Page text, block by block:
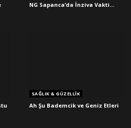
NG Sapanca’da İnziva Vakti…
SAĞLIK & GÜZELLIK
Ah Şu Bademcik ve Geniz Etleri